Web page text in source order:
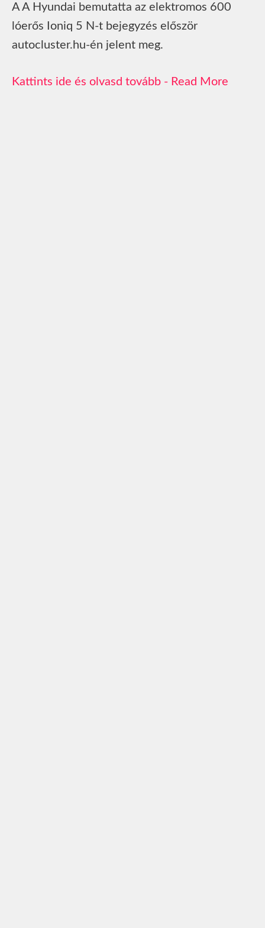
A A Hyundai bemutatta az elektromos 600
lóerős Ioniq 5 N-t bejegyzés először
autocluster.hu-én jelent meg.
Read More